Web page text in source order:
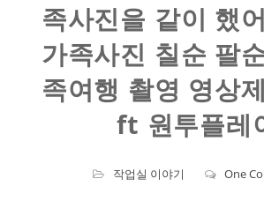
족사진을 같이 했
가족사진 칠순 팔
족여행 촬영 영상
ft 원투플레
작업실 이야기 One